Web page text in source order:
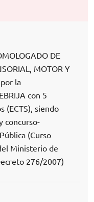
DE
MOTOR Y
la
con 5
(ECTS), siendo
concurso-
(Curso
Ministerio de
276/2007)